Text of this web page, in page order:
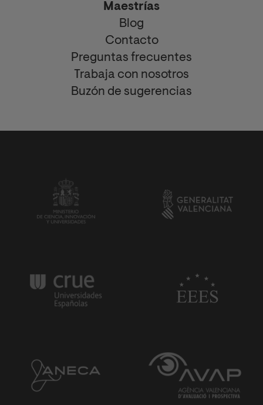
Maestrías
Blog
Contacto
Preguntas frecuentes
Trabaja con nosotros
Buzón de sugerencias